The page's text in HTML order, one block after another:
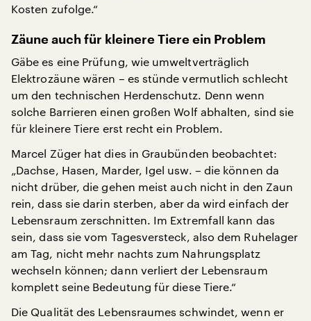
Kosten zufolge.“
Zäune auch für kleinere Tiere ein Problem
Gäbe es eine Prüfung, wie umweltverträglich
Elektrozäune wären – es stünde vermutlich schlecht
um den technischen Herdenschutz. Denn wenn
solche Barrieren einen großen Wolf abhalten, sind sie
für kleinere Tiere erst recht ein Problem.
Marcel Züger hat dies in Graubünden beobachtet:
„Dachse, Hasen, Marder, Igel usw. – die können da
nicht drüber, die gehen meist auch nicht in den Zaun
rein, dass sie darin sterben, aber da wird einfach der
Lebensraum zerschnitten. Im Extremfall kann das
sein, dass sie vom Tagesversteck, also dem Ruhelager
am Tag, nicht mehr nachts zum Nahrungsplatz
wechseln können; dann verliert der Lebensraum
komplett seine Bedeutung für diese Tiere.“
Die Qualität des Lebensraumes schwindet, wenn er